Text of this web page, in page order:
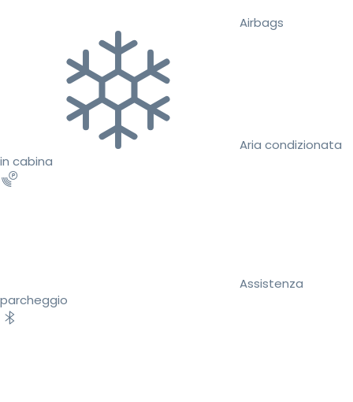
Airbags
Aria condizionata
in cabina
Assistenza
parcheggio